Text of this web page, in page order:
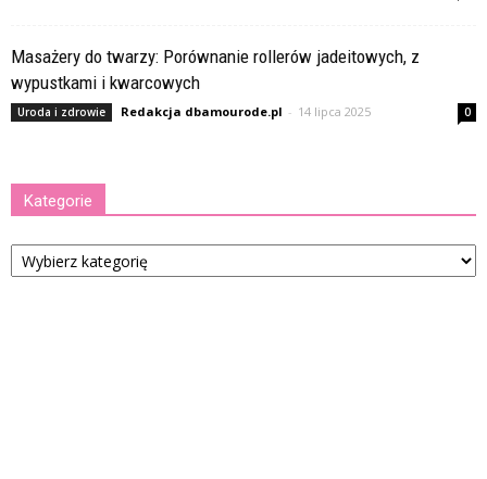
Masażery do twarzy: Porównanie rollerów jadeitowych, z
wypustkami i kwarcowych
Uroda i zdrowie Redakcja dbamourode.pl - 14 lipca 2025 0
Kategorie
Kategorie